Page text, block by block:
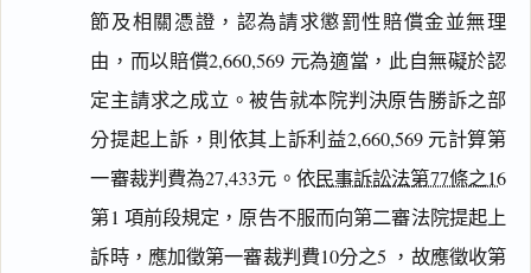
節及相關憑證，認為請求懲罰性賠償金並無理
由，而以賠償2,660,569 元為適當，此自無礙於認
定主請求之成立。被告就本院判決原告勝訴之部
分提起上訴，則依其上訴利益2,660,569 元計算第
一審裁判費為27,433元。依民事訴訟法第77條之16
第1 項前段規定，原告不服而向第二審法院提起上
訴時，應加徵第一審裁判費10分之5 ，故應徵收第